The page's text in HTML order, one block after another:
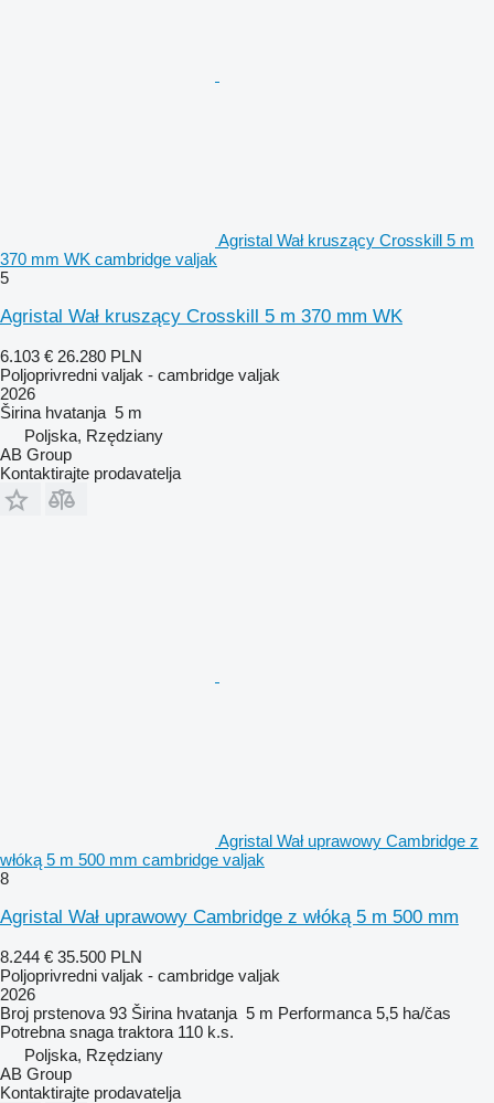
Agristal Wał kruszący Crosskill 5 m
370 mm WK cambridge valjak
5
Agristal Wał kruszący Crosskill 5 m 370 mm WK
6.103 € 26.280 PLN
Poljoprivredni valjak - cambridge valjak
2026
Širina hvatanja 5 m
Poljska, Rzędziany
AB Group
Kontaktirajte prodavatelja
Agristal Wał uprawowy Cambridge z
włóką 5 m 500 mm cambridge valjak
8
Agristal Wał uprawowy Cambridge z włóką 5 m 500 mm
8.244 € 35.500 PLN
Poljoprivredni valjak - cambridge valjak
2026
Broj prstenova 93 Širina hvatanja 5 m Performanca 5,5 ha/čas
Potrebna snaga traktora 110 k.s.
Poljska, Rzędziany
AB Group
Kontaktirajte prodavatelja